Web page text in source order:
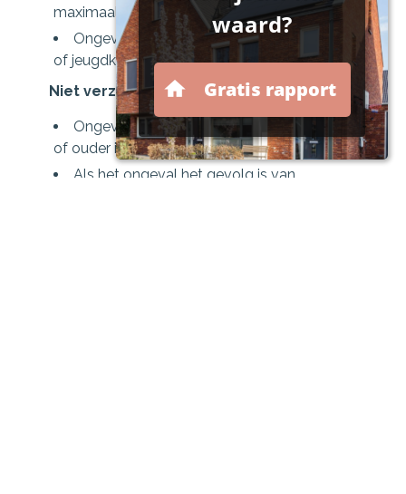
maximaal € 250,-.
Ongeval tijdens (bedrijfs)uitje, sportdagen
of jeugdkamp.
Niet verzekerd
Ongevallen waarbij de verzekerde 70 jaar
of ouder is.
Als het ongeval het gevolg is van